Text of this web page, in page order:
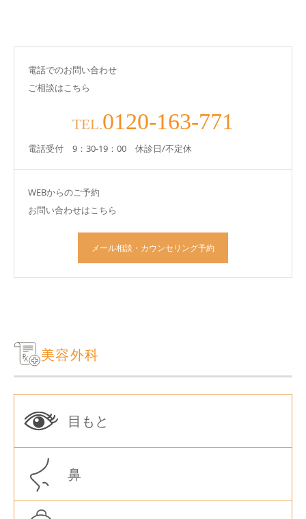
電話でのお問い合わせ
ご相談はこちら
TEL.0120-163-771
電話受付 9：30-19：00 休診日/不定休
WEBからのご予約
お問い合わせはこちら
メール相談・カウンセリング予約
美容外科
目もと
鼻